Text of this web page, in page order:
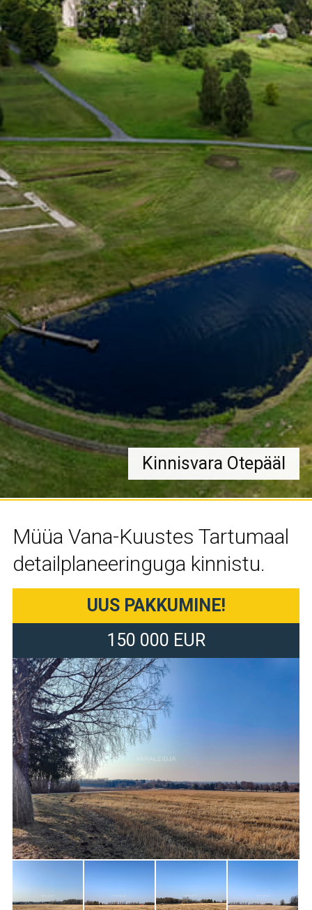
Kinnisvara Otepääl
Müüa Vana-Kuustes Tartumaal
detailplaneeringuga kinnistu.
UUS PAKKUMINE!
150 000 EUR